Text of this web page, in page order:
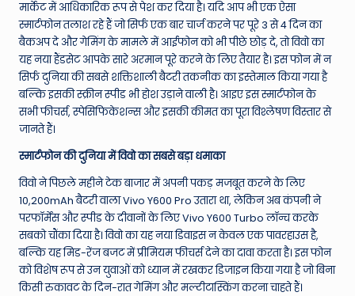
A
ro
u
n
d
e
W
o
rl
मार्केट में आधिकारिक रूप से पेश कर दिया है। यदि आप भी एक ऐसा
स्मार्टफोन तलाश रहे हैं जो सिर्फ एक बार चार्ज करने पर पूरे 3 से 4 दिन का
बैकअप दे और गेमिंग के मामले में आईफोन को भी पीछे छोड़ दे, तो विवो का
यह नया हैंडसेट आपके सारे अरमान पूरे करने के लिए तैयार है। इस फोन में न
सिर्फ दुनिया की सबसे शक्तिशाली बैटरी तकनीक का इस्तेमाल किया गया है
बल्कि इसकी स्क्रीन स्पीड भी होश उड़ाने वाली है। आइए इस स्मार्टफोन के
सभी फीचर्स, स्पेसिफिकेशन्स और इसकी कीमत का पूरा विश्लेषण विस्तार से
जानते हैं।
स्मार्टफोन की दुनिया में विवो का सबसे बड़ा धमाका
विवो ने पिछले महीने टेक बाजार में अपनी पकड़ मजबूत करने के लिए
10,200mAh बैटरी वाला Vivo Y600 Pro उतारा था, लेकिन अब कंपनी ने
परफॉर्मेंस और स्पीड के दीवानों के लिए Vivo Y600 Turbo लॉन्च करके
सबको चौंका दिया है। विवो का यह नया डिवाइस न केवल एक पावरहाउस है,
बल्कि यह मिड-रेंज बजट में प्रीमियम फीचर्स देने का दावा करता है। इस फोन
को विशेष रूप से उन युवाओं को ध्यान में रखकर डिजाइन किया गया है जो बिना
किसी रुकावट के दिन-रात गेमिंग और मल्टीटास्किंग करना चाहते हैं।